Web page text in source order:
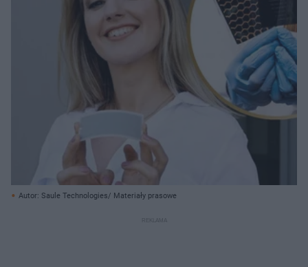
Autor: Saule Technologies/ Materiały prasowe